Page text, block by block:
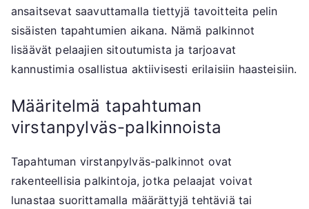
ansaitsevat saavuttamalla tiettyjä tavoitteita pelin
sisäisten tapahtumien aikana. Nämä palkinnot
lisäävät pelaajien sitoutumista ja tarjoavat
kannustimia osallistua aktiivisesti erilaisiin haasteisiin.
Määritelmä tapahtuman
virstanpylväs-palkinnoista
Tapahtuman virstanpylväs-palkinnot ovat
rakenteellisia palkintoja, jotka pelaajat voivat
lunastaa suorittamalla määrättyjä tehtäviä tai